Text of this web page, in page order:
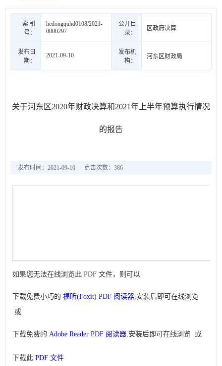
索 引
号：
hedongquhd0108/2021-
0000297
公开目
录：
区政府决算
发布日
期：
2021-09-10
发布机
构：
河东区财政局
关于河东区2020年财政决算和2021年上半年预算执行情况
的报告
发布时间：2021-09-10 点击次数： 386
如果您无法在线浏览此 PDF 文件，则可以
下载免费小巧的福昕(Foxit) PDF 阅读器,安装后即可在线浏览
或
下载免费的Adobe Reader PDF 阅读器,安装后即可在线浏览 或
下载此PDF 文件